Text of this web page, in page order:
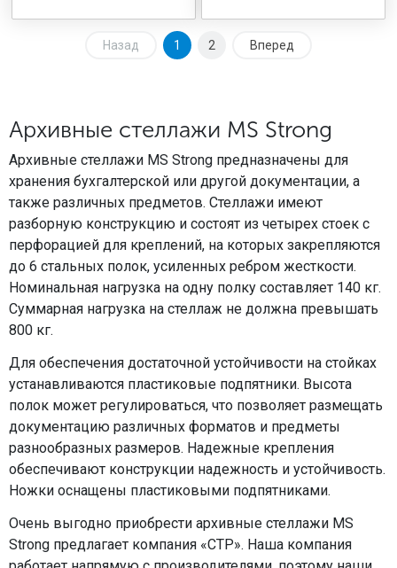
Назад 1 2 Вперед
Архивные стеллажи MS Strong
Архивные стеллажи MS Strong предназначены для
хранения бухгалтерской или другой документации, а
также различных предметов. Стеллажи имеют
разборную конструкцию и состоят из четырех стоек с
перфорацией для креплений, на которых закрепляются
до 6 стальных полок, усиленных ребром жесткости.
Номинальная нагрузка на одну полку составляет 140 кг.
Суммарная нагрузка на стеллаж не должна превышать
800 кг.
Для обеспечения достаточной устойчивости на стойках
устанавливаются пластиковые подпятники. Высота
полок может регулироваться, что позволяет размещать
документацию различных форматов и предметы
разнообразных размеров. Надежные крепления
обеспечивают конструкции надежность и устойчивость.
Ножки оснащены пластиковыми подпятниками.
Очень выгодно приобрести архивные стеллажи MS
Strong предлагает компания «СТР». Наша компания